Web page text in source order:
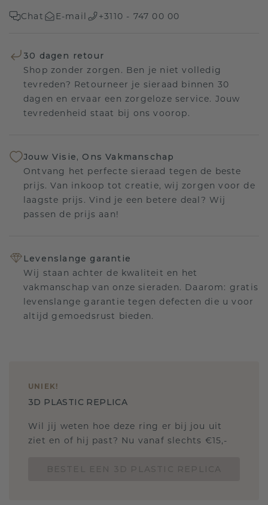
Chat E-mail +3110 - 747 00 00
30 dagen retour
Shop zonder zorgen. Ben je niet volledig
tevreden? Retourneer je sieraad binnen 30
dagen en ervaar een zorgeloze service. Jouw
tevredenheid staat bij ons voorop.
Jouw Visie, Ons Vakmanschap
Ontvang het perfecte sieraad tegen de beste
prijs. Van inkoop tot creatie, wij zorgen voor de
laagste prijs. Vind je een betere deal? Wij
passen de prijs aan!
Levenslange garantie
Wij staan achter de kwaliteit en het
vakmanschap van onze sieraden. Daarom: gratis
levenslange garantie tegen defecten die u voor
altijd gemoedsrust bieden.
UNIEK!
3D PLASTIC REPLICA
Wil jij weten hoe deze ring er bij jou uit
ziet en of hij past? Nu vanaf slechts €15,-